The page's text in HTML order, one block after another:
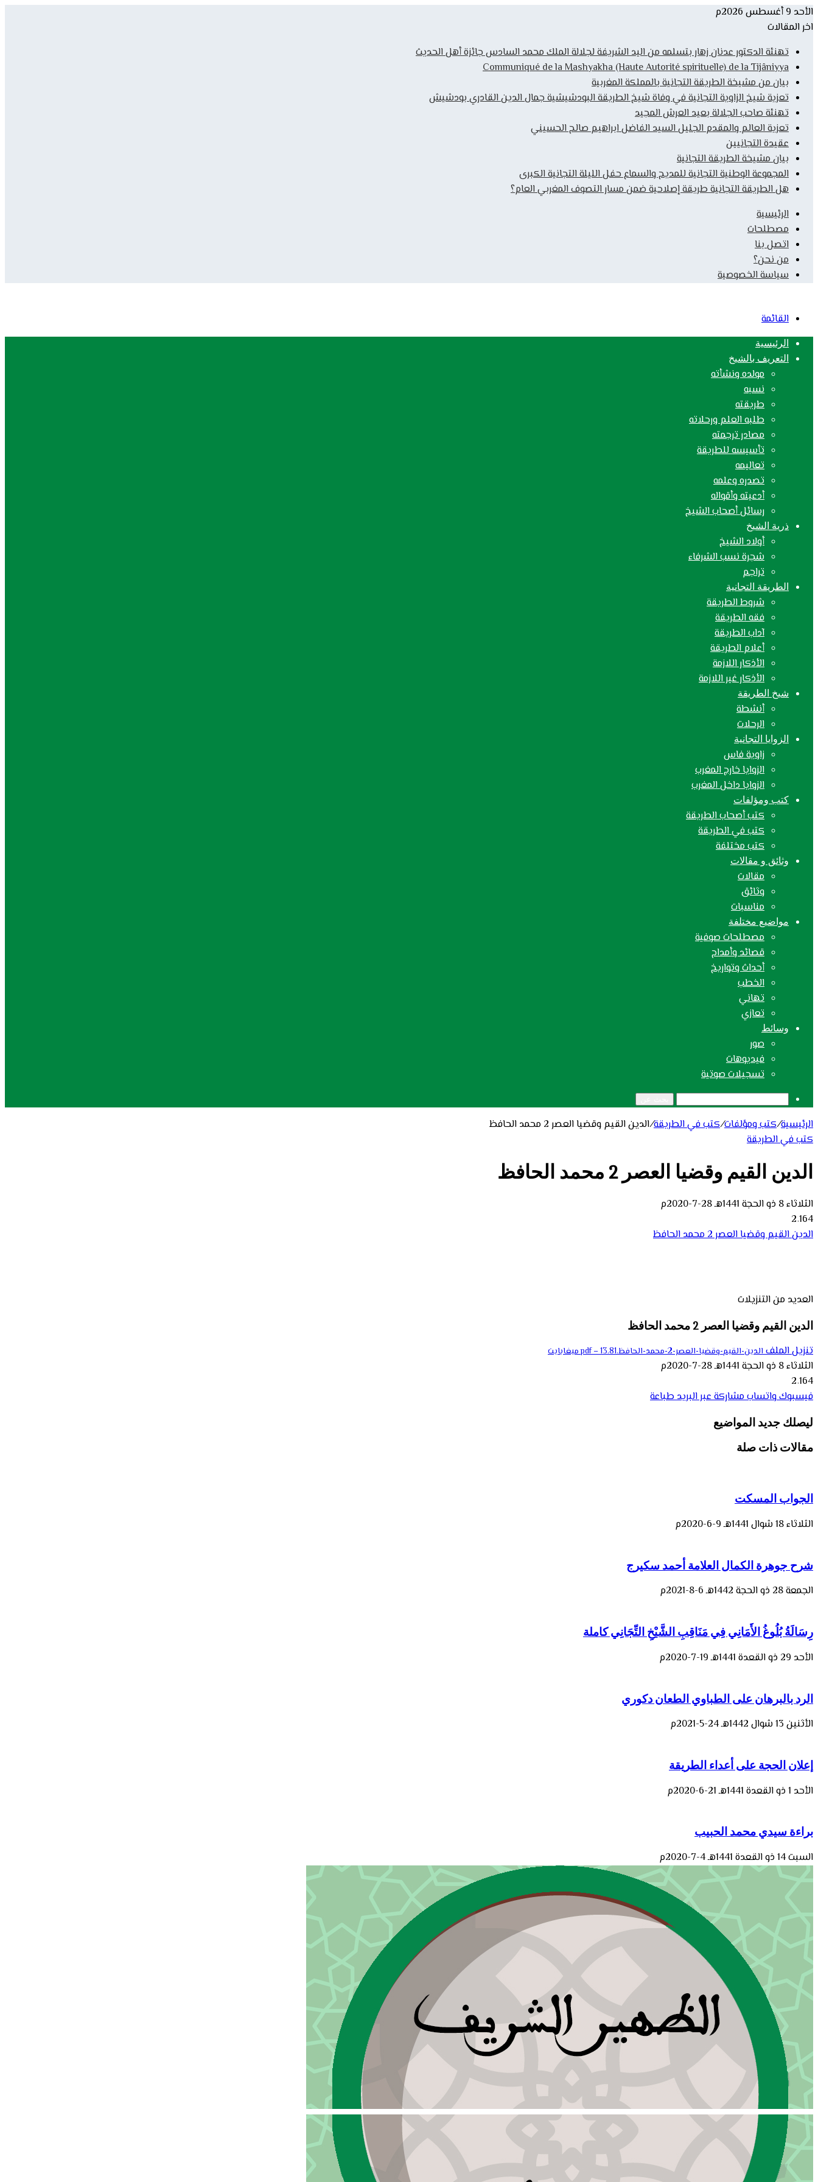
الأحد 9 أغسطس 2026م
اخر المقالات
تهنئة الدكتور عدنان زهار بتسلمه من اليد الشريفة لجلالة الملك محمد السادس جائزة أهل الحديث
Communiqué de la Mashyakha (Haute Autorité spirituelle) de la Tijâniyya
بيان من مشيخة الطريقة التجانية بالمملكة المغربية
تعزية شيخ الزاوية التجانية في وفاة شيخ الطريقة البودشيشية جمال الدين القادري بودشيش
تهنئة صاحب الجلالة بعيد العرش المجيد
تعزية العالم والمقدم الجليل السيد الفاضل ابراهيم صالح الحسيني
عقيدة التجانيين
بيان مشيخة الطريقة التجانية
المجموعة الوطنية التجانية للمديح والسماع حفل الليلة التجانية الكبرى
هل الطريقة التجانية طريقة إصلاحية ضمن مسار التصوف المغربي العام؟
الرئيسية
مصطلحات
اتصل بنا
من نحن؟
سياسة الخصوصية
القائمة
الرئيسية
التعريف بالشيخ
مولده ونشأته
نسبه
طريقته
طلبه العلم ورحلاته
مصادر ترجمته
تأسيسه للطريقة
تعاليمه
تصدره وعلمه
أدعيته وأقواله
رسائل أصحاب الشيخ
ذرية الشيخ
أولاد الشيخ
شجرة نسب الشرفاء
تراجم
الطريقة التجانية
شروط الطريقة
فقه الطريقة
آداب الطريقة
أعلام الطريقة
الأذكار اللازمة
الأذكار غير اللازمة
شيخ الطريقة
أنشطة
الرحلات
الزوايا التجانية
زاوية فاس
الزوايا خارج المغرب
الزوايا داخل المغرب
كتب ومؤلفات
كتب أصحاب الطريقة
كتب في الطريقة
كتب مختلفة
وثائق و مقالات
مقالات
وثائق
مناسبات
مواضيع مختلفة
مصطلحات صوفية
قصائد وأمداح
أحداث وتواريخ
الخطب
تهاني
تعازي
وسائط
صور
فيديوهات
تسجيلات صوتية
الرئيسية/كتب ومؤلفات/كتب في الطريقة/الدين القيم وقضيا العصر 2 محمد الحافظ
كتب في الطريقة
الدين القيم وقضيا العصر 2 محمد الحافظ
الثلاثاء 8 ذو الحجة 1441هـ 28-7-2020م
2٬164
الدين القيم وقضيا العصر 2 محمد الحافظ
العديد من التنزيلات
الدين القيم وقضيا العصر 2 محمد الحافظ
تنزيل الملفالدين-القيم-وقضيا-العصر-2-محمد-الحافظ.pdf – 13.81 ميغابايت
الثلاثاء 8 ذو الحجة 1441هـ 28-7-2020م
2٬164
فيسبوكواتسابمشاركة عبر البريدطباعة
ليصلك جديد المواضيع
مقالات ذات صلة
الجواب المسكت
الثلاثاء 18 شوال 1441هـ 9-6-2020م
شرح جوهرة الكمال العلامة أحمد سكيرج
الجمعة 28 ذو الحجة 1442هـ 6-8-2021م
رِسَالَةُ بُلُوغُ الأَمَانِي فِي مَنَاقِبِ الشَّيْخِ التِّجَانِي كاملة
الأحد 29 ذو القعدة 1441هـ 19-7-2020م
الرد بالبرهان على الطباوي الطعان دكوري
الأثنين 13 شوال 1442هـ 24-5-2021م
إعلان الحجة على أعداء الطريقة
الأحد 1 ذو القعدة 1441هـ 21-6-2020م
براءة سيدي محمد الحبيب
السبت 14 ذو القعدة 1441هـ 4-7-2020م